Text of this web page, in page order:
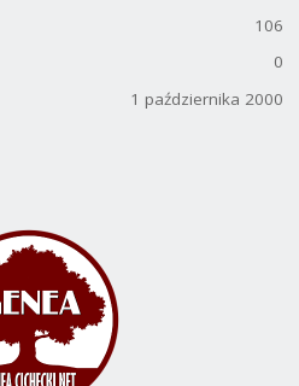
106
0
1 października 2000